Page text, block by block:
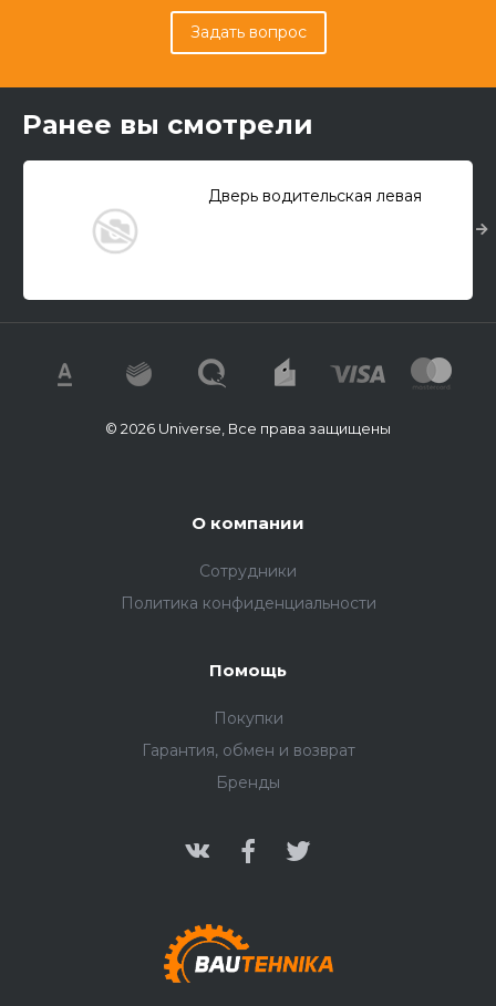
Задать вопрос
Ранее вы смотрели
Дверь водительская левая
© 2026 Universe, Все права защищены
О компании
Сотрудники
Политика конфиденциальности
Помощь
Покупки
Гарантия, обмен и возврат
Бренды